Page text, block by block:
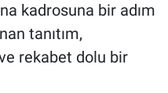
kadrosuna bir adım
tanıtım,
rekabet dolu bir